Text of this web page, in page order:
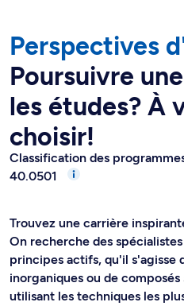
Perspectives
Poursuivre
les études? À
choisir!
Classification des
40.0501
Trouvez une carrière
On recherche des
principes actifs, qu'il s'agisse
inorganiques ou de
utilisant les techniques les